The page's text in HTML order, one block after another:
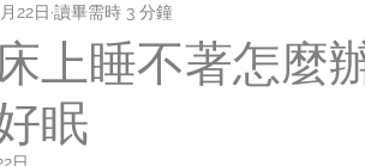
題 焦慮症
床上睡不著怎麼
眠
22日 讀畢需時 3 分鐘